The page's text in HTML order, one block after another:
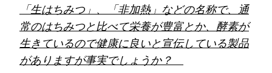
「生はちみつ」、「非加熱」などの名称で、通
常のはちみつと比べて栄養が豊富とか、酵素が
生きているので健康に良いと宣伝している製品
がありますが事実でしょうか？